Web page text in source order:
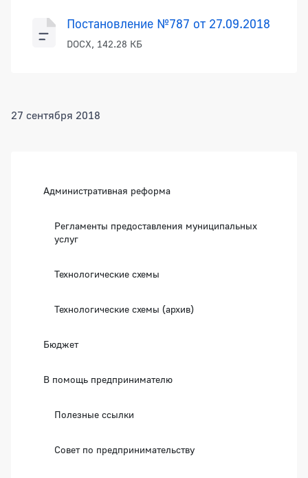
Постановление №787 от 27.09.2018
DOCX, 142.28 КБ
27 сентября 2018
Административная реформа
Регламенты предоставления муниципальных
услуг
Технологические схемы
Технологические схемы (архив)
Бюджет
В помощь предпринимателю
Полезные ссылки
Совет по предпринимательству